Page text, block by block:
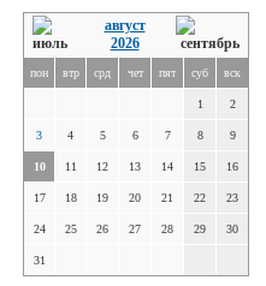
август
2026
пон втр срд чет пят суб вск
1 2
3 4 5 6 7 8 9
10 11 12 13 14 15 16
17 18 19 20 21 22 23
24 25 26 27 28 29 30
31